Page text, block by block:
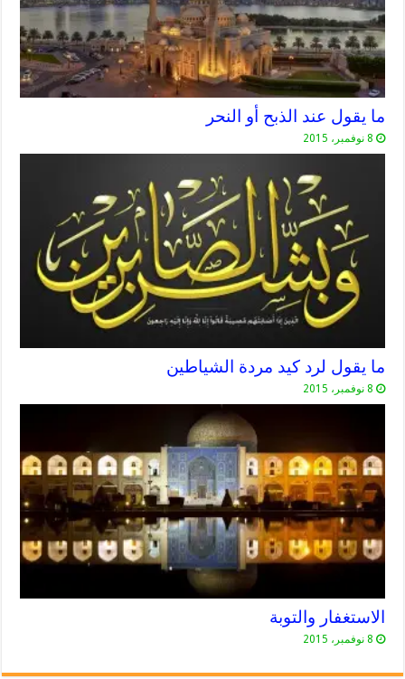
ما يقول عند الذبح أو النحر
8 نوفمبر، 2015
ما يقول لرد كيد مردة الشياطين
8 نوفمبر، 2015
الاستغفار والتوبة
8 نوفمبر، 2015